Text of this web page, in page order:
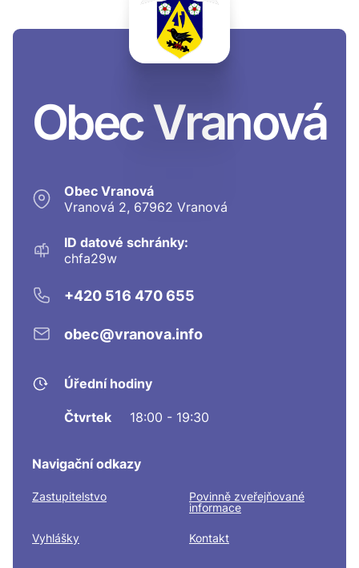
Obec Vranová
Obec Vranová
Vranová 2, 67962 Vranová
ID datové schránky:
chfa29w
+420 516 470 655
obec@vranova.info
Úřední hodiny
Čtvrtek 18:00 - 19:30
Navigační odkazy
Zastupitelstvo
Povinně zveřejňované
informace
Vyhlášky Kontakt